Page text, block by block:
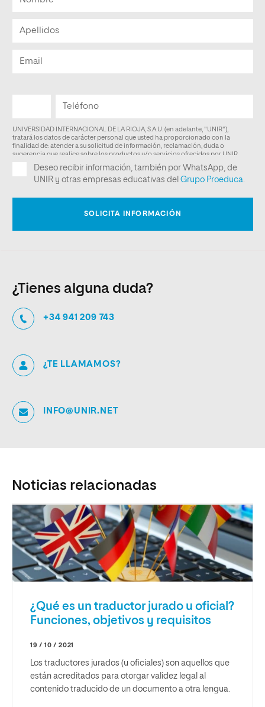
¿Tienes alguna duda?
+34 941 209 743
¿TE LLAMAMOS?
INFO@UNIR.NET
Noticias relacionadas
¿Qué es un traductor jurado u oficial?
Funciones, objetivos y requisitos
19 / 10 / 2021
Los traductores jurados (u oficiales) son aquellos que
están acreditados para otorgar validez legal al
contenido traducido de un documento a otra lengua.